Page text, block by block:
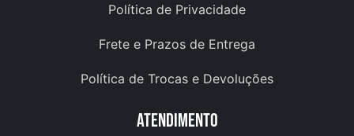
Política de Privacidade
Frete e Prazos de Entrega
Política de Trocas e Devoluções
Atendimento